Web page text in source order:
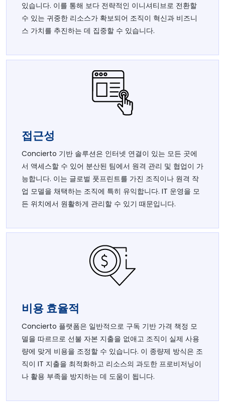
있습니다. 이를 통해 보다 전략적인 이니셔티브로 전환할
수 있는 귀중한 리소스가 확보되어 조직이 혁신과 비즈니
스 가치를 추진하는 데 집중할 수 있습니다.
접근성
Concierto 기반 솔루션은 인터넷 연결이 있는 모든 곳에
서 액세스할 수 있어 분산된 팀에서 원격 관리 및 협업이 가
능합니다. 이는 글로벌 풋프린트를 가진 조직이나 원격 작
업 모델을 채택하는 조직에 특히 유익합니다. IT 운영을 모
든 위치에서 원활하게 관리할 수 있기 때문입니다.
비용 효율적
Concierto 플랫폼은 일반적으로 구독 기반 가격 책정 모
델을 따르므로 선불 자본 지출을 없애고 조직이 실제 사용
량에 맞게 비용을 조정할 수 있습니다. 이 종량제 방식은 조
직이 IT 지출을 최적화하고 리소스의 과도한 프로비저닝이
나 활용 부족을 방지하는 데 도움이 됩니다.